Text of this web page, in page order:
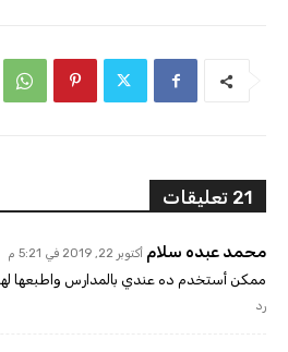
21 تعليقات
محمد عبده سلام أكتوبر 22, 2019 في 5:21 م
ممكن أستخدم ده عندي بالمدارس واطبعها
رد